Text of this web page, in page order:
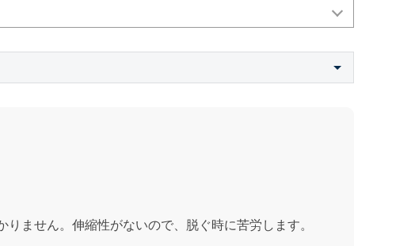
ません。伸縮性がないので、脱ぐ時に苦労します。